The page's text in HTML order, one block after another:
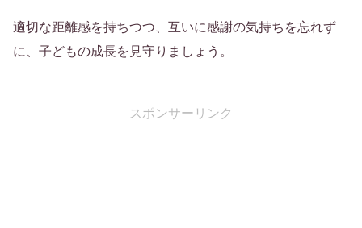
適切な距離感を持ちつつ、互いに感謝の気持ちを忘れず
に、子どもの成長を見守りましょう。
スポンサーリンク